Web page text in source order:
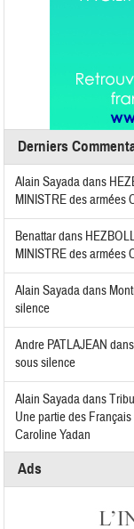
Derniers
Alain Sayadadans
MINISTRE des armées
Benattardans
MINISTRE des armées
Alain Sayadadans
silence
Andre PATLAJEAN dans
sous silence
Alain Sayadadans
Une partie des
Caroline Yadan
Ads